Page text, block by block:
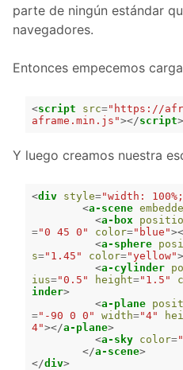
parte de ningún estándar
navegadores.
Entonces empecemos
<script src="https://
aframe.min.js"></script>
Y luego creamos nuestra
<div style="width:
<a-scene
<a-box
="0 45 0" color="blue"
<a-sphere
s="1.45" color="yellow"
<a-cylinder
ius="0.5" height="1.5"
inder>
<a-plane
="-90 0 0" width="4"
4"></a-plane>
<a-sky color=
</a-scene>
</div>